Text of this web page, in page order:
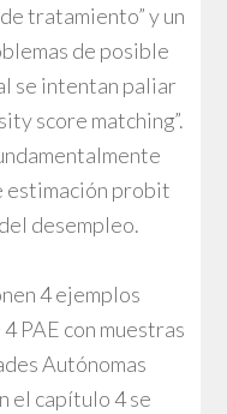
tratamiento” y un
de posible
se intentan paliar
score matching”.
estimación probit
desempleo.
4 ejemplos
PAE con muestras
Autónomas
el capítulo 4 se